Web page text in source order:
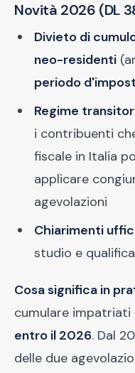
Novità 2026 (DL
Divieto di
neo-residenti
periodo
Regime
i contribuenti
fiscale in Italia
applicare
agevolazioni
Chiarimenti
studio e
Cosa significa in
cumulare
entro il 2026. Dal
delle due